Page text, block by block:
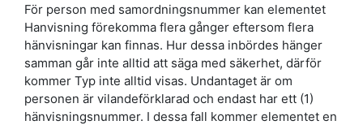
För person med samordningsnummer kan elementet
Hanvisning förekomma flera gånger eftersom flera
hänvisningar kan finnas. Hur dessa inbördes hänger
samman går inte alltid att säga med säkerhet, därför
kommer Typ inte alltid visas. Undantaget är om
personen är vilandeförklarad och endast har ett (1)
hänvisningsnummer. I dessa fall kommer elementet en